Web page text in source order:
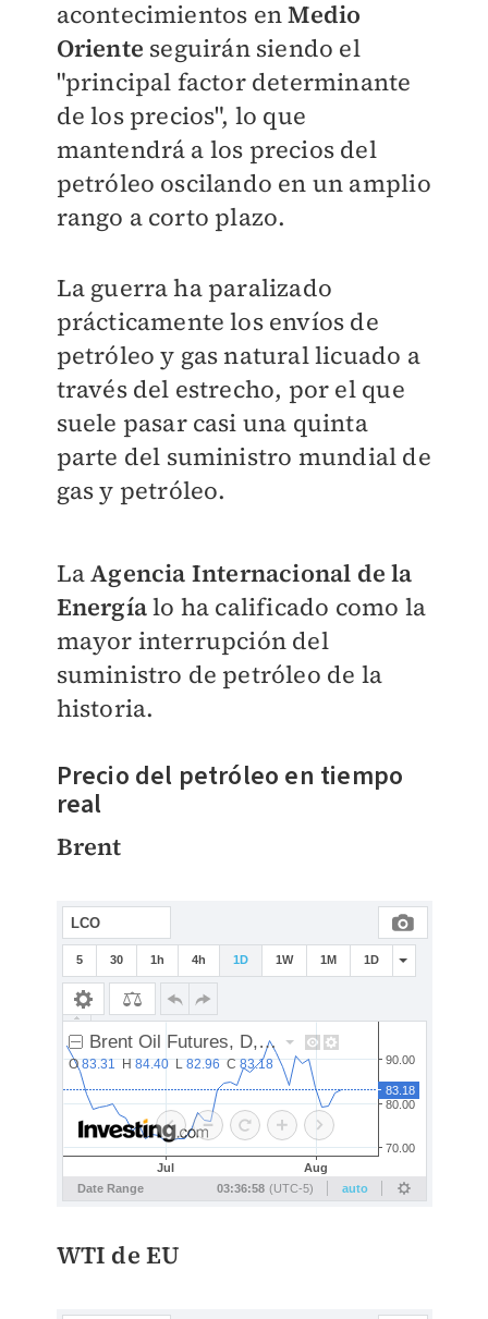
acontecimientos enMedio
Oriente seguirán siendo el
"principal factor determinante
de los precios", lo que
mantendrá a los precios del
petróleo oscilando en un amplio
rango a corto plazo.
La guerra ha paralizado
prácticamente los envíos de
petróleo y gas natural licuado a
través del estrecho, por el que
suele pasar casi una quinta
parte del suministro mundial de
gas y petróleo.
LaAgencia Internacional de la
Energíalo ha calificado como la
mayor interrupción del
suministro de petróleo de la
historia.
Precio del petróleo en tiempo
real
Brent
WTI de EU